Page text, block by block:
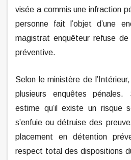
visée a commis une infraction
personne fait l’objet d’une
magistrat enquêteur refuse
préventive.
Selon le ministère de
plusieurs enquêtes
estime qu’il existe un risque
s’enfuie ou détruise des
placement en détention
respect total des dispositions